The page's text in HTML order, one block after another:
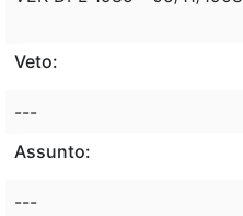
Veto:
---
Assunto:
---